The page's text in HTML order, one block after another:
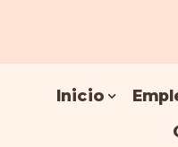
Inicio